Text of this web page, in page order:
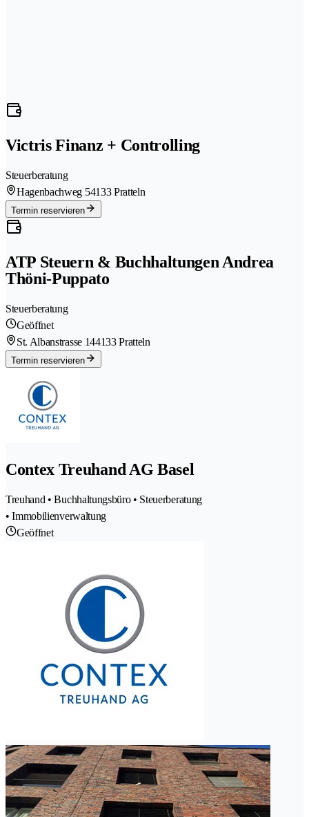
Victris Finanz + Controlling
Steuerberatung
Hagenbachweg 54133 Pratteln
Termin reservieren
ATP Steuern & Buchhaltungen Andrea
Thöni-Puppato
Steuerberatung
Geöffnet
St. Albanstrasse 144133 Pratteln
Termin reservieren
Contex Treuhand AG Basel
Treuhand • Buchhaltungsbüro • Steuerberatung
• Immobilienverwaltung
Geöffnet